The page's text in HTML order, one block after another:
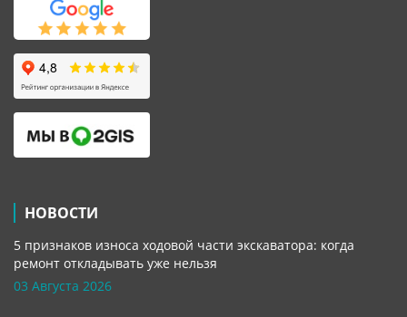
НОВОСТИ
5 признаков износа ходовой части экскаватора: когда
ремонт откладывать уже нельзя
03 Августа 2026